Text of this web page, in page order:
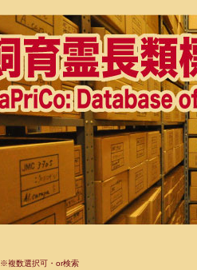
※複数選択可・or検索